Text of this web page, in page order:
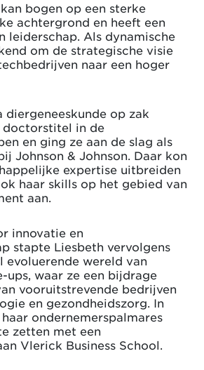
bogen op een sterke
achtergrond en heeft een
leiderschap. Als dynamische
om de strategische visie
naar een hoger
diergeneeskunde op zak
doctorstitel in de
en ging ze aan de slag als
Johnson & Johnson. Daar kon
expertise uitbreiden
haar skills op het gebied van
aan.
innovatie en
stapte Liesbeth vervolgens
evoluerende wereld van
ups, waar ze een bijdrage
vooruitstrevende bedrijven
en gezondheidszorg. In
ondernemerspalmares
zetten met een
Vlerick Business School.